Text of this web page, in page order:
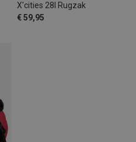
X'cities 28l Rugzak
€ 59,95